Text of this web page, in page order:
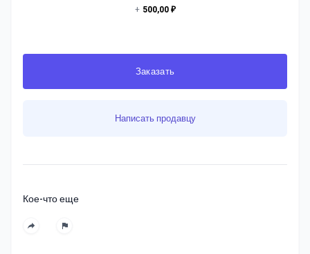
+ 500,00 ₽
Заказать
Написать продавцу
Кое-что еще